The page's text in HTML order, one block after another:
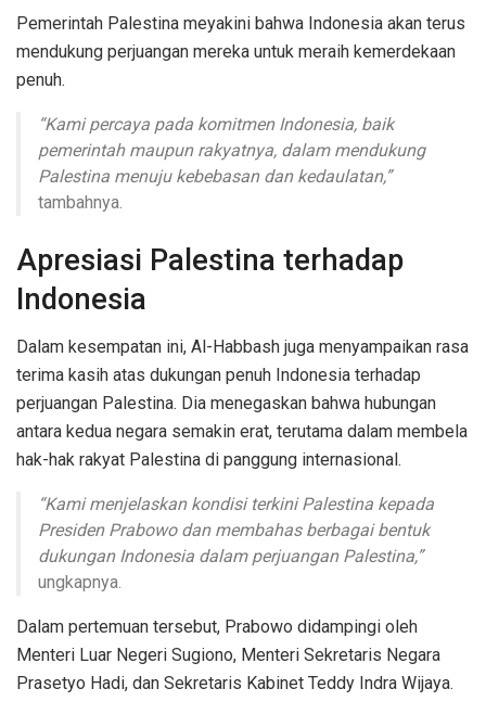
Pemerintah Palestina meyakini bahwa Indonesia akan terus
mendukung perjuangan mereka untuk meraih kemerdekaan
penuh.
“Kami percaya pada komitmen Indonesia, baik
pemerintah maupun rakyatnya, dalam mendukung
Palestina menuju kebebasan dan kedaulatan,”
tambahnya.
Apresiasi Palestina terhadap
Indonesia
Dalam kesempatan ini, Al-Habbash juga menyampaikan rasa
terima kasih atas dukungan penuh Indonesia terhadap
perjuangan Palestina. Dia menegaskan bahwa hubungan
antara kedua negara semakin erat, terutama dalam membela
hak-hak rakyat Palestina di panggung internasional.
“Kami menjelaskan kondisi terkini Palestina kepada
Presiden Prabowo dan membahas berbagai bentuk
dukungan Indonesia dalam perjuangan Palestina,”
ungkapnya.
Dalam pertemuan tersebut, Prabowo didampingi oleh
Menteri Luar Negeri Sugiono, Menteri Sekretaris Negara
Prasetyo Hadi, dan Sekretaris Kabinet Teddy Indra Wijaya.